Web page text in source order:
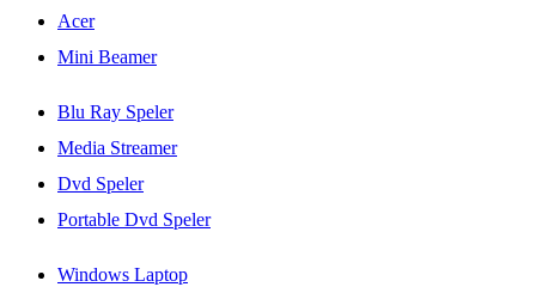
Acer
Mini Beamer
Blu Ray Speler
Media Streamer
Dvd Speler
Portable Dvd Speler
Windows Laptop